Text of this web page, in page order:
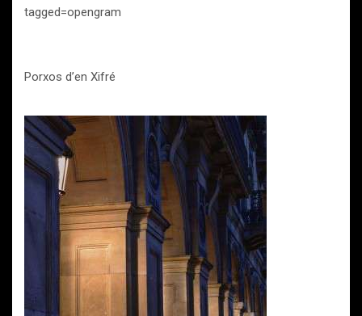
tagged=opengram
Porxos d’en Xifré